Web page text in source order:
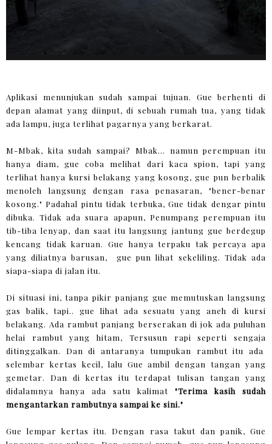
Aplikasi menunjukan sudah sampai tujuan. Gue berhenti di
depan alamat yang diinput, di sebuah rumah tua, yang tidak
ada lampu, juga terlihat pagarnya yang berkarat.
M-Mbak, kita sudah sampai? Mbak... namun perempuan itu
hanya diam, gue coba melihat dari kaca spion, tapi yang
terlihat hanya kursi belakang yang kosong, gue pun berbalik
menoleh langsung dengan rasa penasaran, "bener-benar
kosong." Padahal pintu tidak terbuka, Gue tidak dengar pintu
dibuka. Tidak ada suara apapun, Penumpang perempuan itu
tib-tiba lenyap, dan saat itu langsung jantung gue berdegup
kencang tidak karuan. Gue hanya terpaku tak percaya apa
yang diliatnya barusan, gue pun lihat sekeliling. Tidak ada
siapa-siapa di jalan itu.
Di situasi ini, tanpa pikir panjang gue memutuskan langsung
gas balik, tapi.. gue lihat ada sesuatu yang aneh di kursi
belakang. Ada rambut panjang berserakan di jok ada puluhan
helai rambut yang hitam, Tersusun rapi seperti sengaja
ditinggalkan. Dan di antaranya tumpukan rambut itu ada
selembar kertas kecil, lalu Gue ambil dengan tangan yang
gemetar. Dan di kertas itu terdapat tulisan tangan yang
didalamnya hanya ada satu kalimat "Terima kasih sudah
mengantarkan rambutnya sampai ke sini."
Gue lempar kertas itu. Dengan rasa takut dan panik, Gue